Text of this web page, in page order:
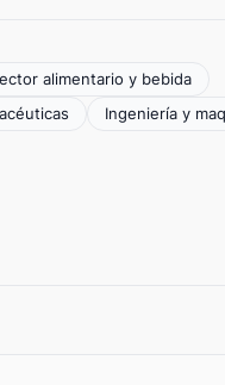
alimentario y bebida
Ingeniería y